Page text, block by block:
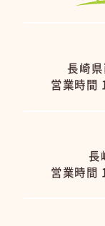
長崎
営業時間
長
営業時間